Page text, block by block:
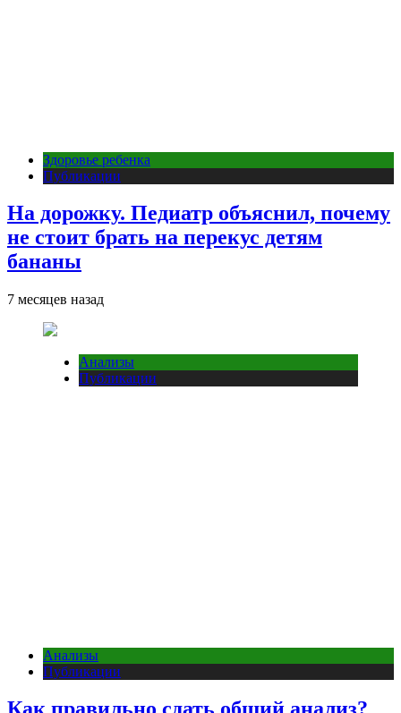
Здоровье ребенка
Публикации
На дорожку. Педиатр объяснил, почему
не стоит брать на перекус детям
бананы
7 месяцев назад
Анализы
Публикации
Анализы
Публикации